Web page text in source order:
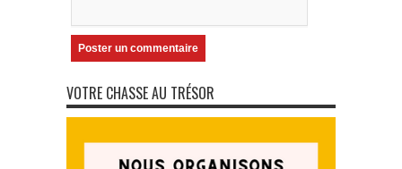
VOTRE CHASSE AU TRÉSOR